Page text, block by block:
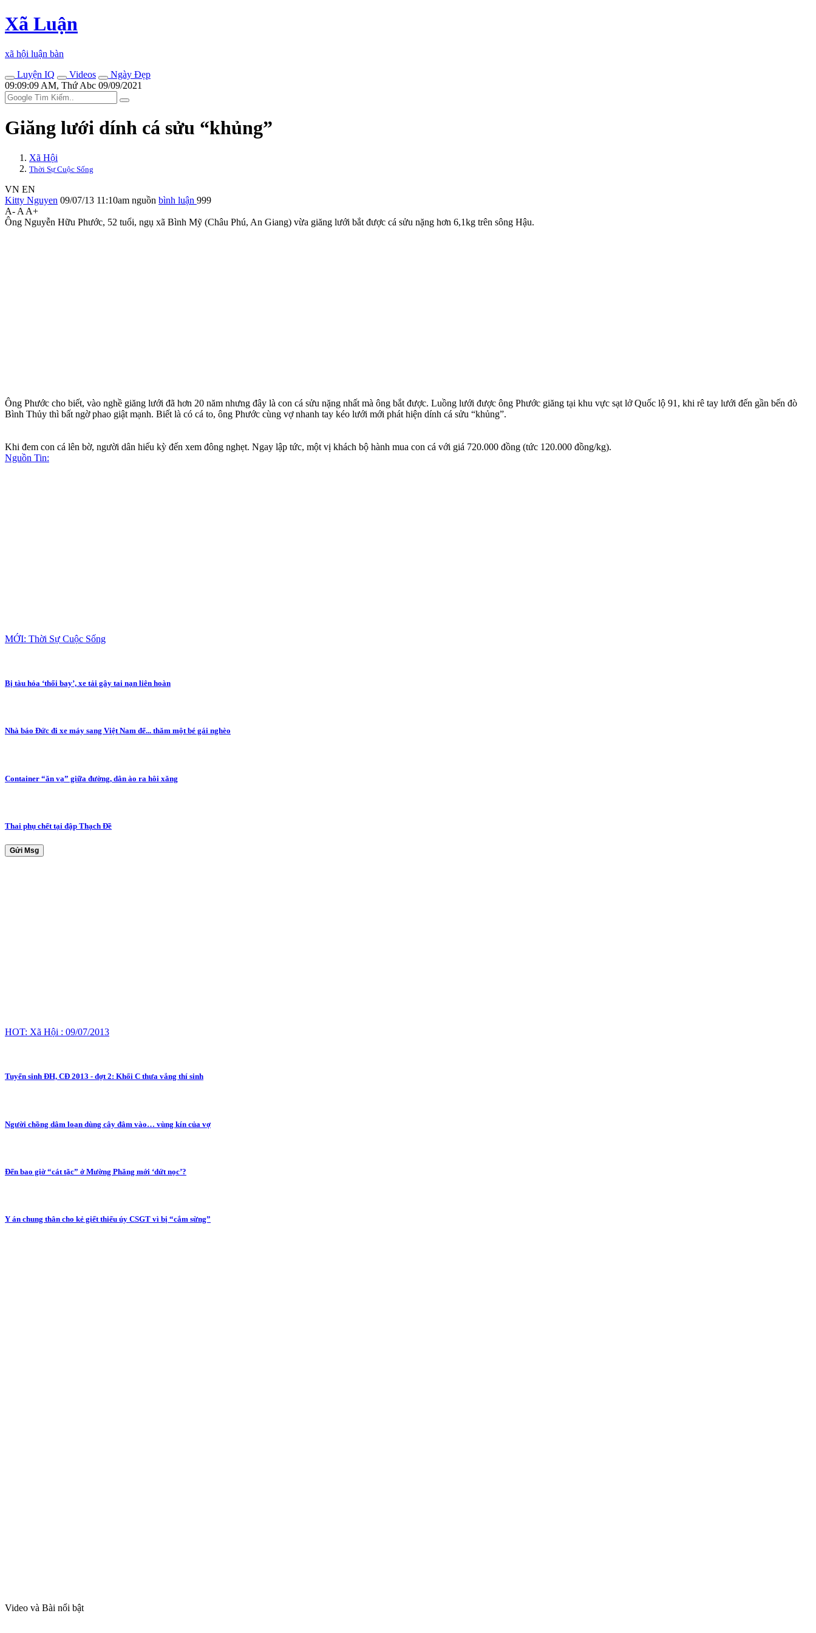
Xã Luận
xã hội luận bàn
Luyện IQ
Videos
Ngày Đẹp
09:09:09 AM, Thứ Abc 09/09/2021
Giăng lưới dính cá sửu “khủng”
Xã Hội
Thời Sự Cuộc Sống
VN EN
Kitty Nguyen 09/07/13 11:10am nguồn bình luận 999
A- A A+
Ông Nguyễn Hữu Phước, 52 tuổi, ngụ xã Bình Mỹ (Châu Phú, An Giang) vừa giăng lưới bắt được cá sửu nặng hơn 6,1kg trên sông Hậu.
Ông Phước cho biết, vào nghề giăng lưới đã hơn 20 năm nhưng đây là con cá sửu nặng nhất mà ông bắt được. Luồng lưới được ông Phước giăng tại khu vực sạt lở Quốc lộ 91, khi rê tay lưới đến gần bến đò
Bình Thủy thì bất ngờ phao giật mạnh. Biết là có cá to, ông Phước cùng vợ nhanh tay kéo lưới mới phát hiện dính cá sửu “khủng”.
Khi đem con cá lên bờ, người dân hiếu kỳ đến xem đông nghẹt. Ngay lập tức, một vị khách bộ hành mua con cá với giá 720.000 đồng (tức 120.000 đồng/kg).
Nguồn Tin:
MỚI: Thời Sự Cuộc Sống
Bị tàu hỏa ‘thổi bay’, xe tải gây tai nạn liên hoàn
Nhà báo Đức đi xe máy sang Việt Nam để... thăm một bé gái nghèo
Container “ăn vạ” giữa đường, dân ào ra hôi xăng
Thai phụ chết tại đập Thạch Đề
Gửi Msg
HOT: Xã Hội : 09/07/2013
Tuyển sinh ĐH, CĐ 2013 - đợt 2: Khối C thưa vắng thí sinh
Người chồng dâm loạn dùng cây đâm vào… vùng kín của vợ
Đến bao giờ “cát tặc” ở Mường Phăng mới ‘dứt nọc’?
Y án chung thân cho kẻ giết thiếu úy CSGT vì bị “cắm sừng”
Video và Bài nổi bật